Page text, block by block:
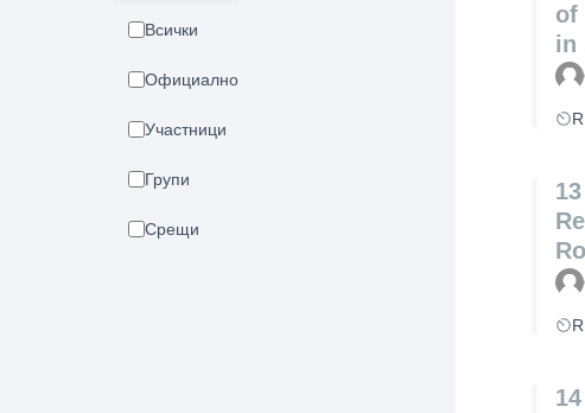
Всички
Официално
Участници
Групи
Срещи
of
in